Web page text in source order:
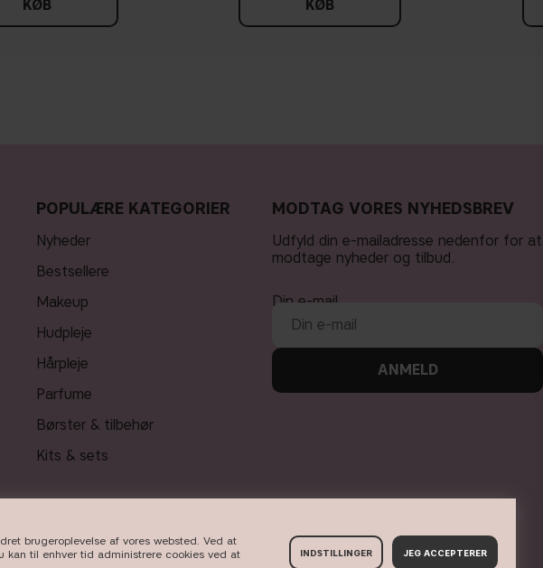
KØB KØB
POPULÆRE KATEGORIER
nyheder
bestsellere
makeup
hudpleje
hårpleje
parfume
børster & tilbehør
kits & sets
MODTAG VORES NYHEDSBREV
Udfyld din e-mailadresse nedenfor for at
modtage nyheder og tilbud.
Din e-mail
ANMELD
brugeroplevelse af vores websted. Ved at
kan til enhver tid administrere cookies ved at
INDSTILLINGER JEG ACCEPTERER